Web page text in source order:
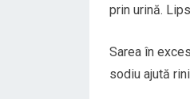
prin urină.
Sarea în
sodiu ajută